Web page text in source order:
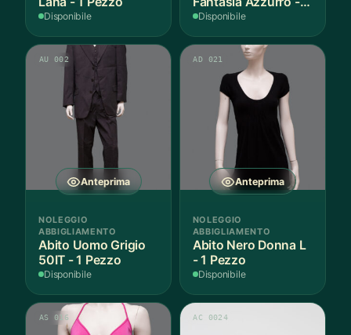
Disponibile
Pezzo
Disponibile
Anteprima
AU 002
NOLEGGIO
ABBIGLIAMENTO
Abito Uomo Grigio
50IT - 1 Pezzo
Disponibile
Anteprima
AD 021
NOLEGGIO
ABBIGLIAMENTO
Abito Nero Donna L
- 1 Pezzo
Disponibile
AS 016 AC 0024